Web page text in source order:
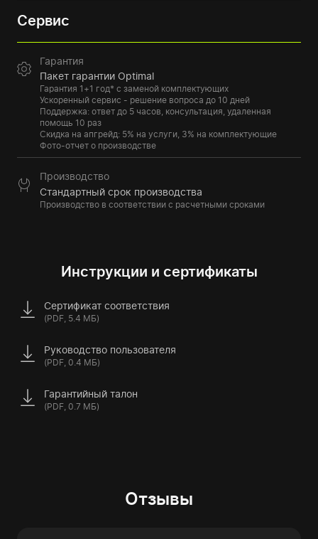
Сервис
Гарантия
Пакет гарантии Optimal
Гарантия 1+1 год* с заменой комплектующих
Ускоренный сервис - решение вопроса до 10 дней
Поддержка: ответ до 5 часов, консультация, удаленная
помощь 10 раз
Скидка на апгрейд: 5% на услуги, 3% на комплектующие
Фото-отчет о производстве
Производство
Стандартный срок производства
Производство в соответствии с расчетными сроками
Инструкции и сертификаты
Сертификат соответствия
(PDF, 5.4 МБ)
Руководство пользователя
(PDF, 0.4 МБ)
Гарантийный талон
(PDF, 0.7 МБ)
Отзывы